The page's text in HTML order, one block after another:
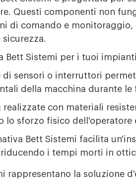
Questi componenti non
di comando e monitoraggio,
Bett Sistemi per i tuoi
sensori o interruttori
della macchina durante le
realizzate con materiali
lo sforzo fisico dell'operatore
Bett Sistemi facilita
i tempi morti in
rappresentano la soluzione